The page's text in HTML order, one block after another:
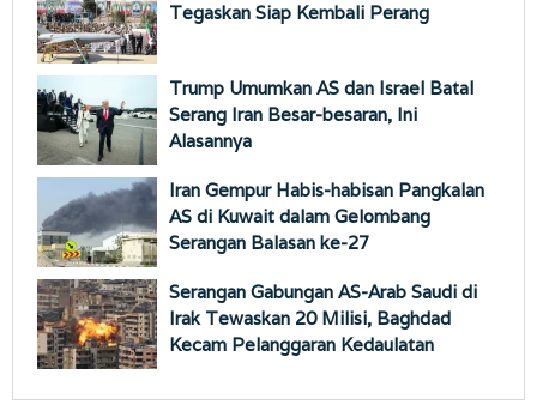
Tegaskan Siap Kembali Perang
Trump Umumkan AS dan Israel Batal
Serang Iran Besar-besaran, Ini
Alasannya
Iran Gempur Habis-habisan Pangkalan
AS di Kuwait dalam Gelombang
Serangan Balasan ke-27
Serangan Gabungan AS-Arab Saudi di
Irak Tewaskan 20 Milisi, Baghdad
Kecam Pelanggaran Kedaulatan